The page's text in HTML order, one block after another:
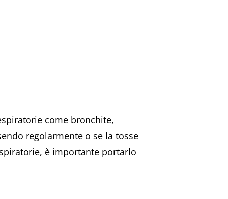
come bronchite,
regolarmente o se la tosse
è importante portarlo